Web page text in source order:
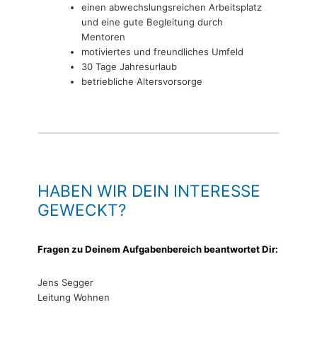
einen abwechslungsreichen Arbeitsplatz
und eine gute Begleitung durch
Mentoren
motiviertes und freundliches Umfeld
30 Tage Jahresurlaub
betriebliche Altersvorsorge
HABEN WIR DEIN INTERESSE
GEWECKT?
Fragen zu Deinem Aufgabenbereich beantwortet Dir:
Jens Segger
Leitung Wohnen